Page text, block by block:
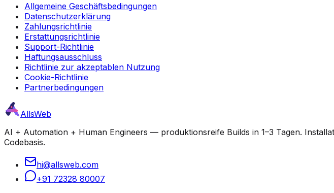
Allgemeine Geschäftsbedingungen
Datenschutzerklärung
Zahlungsrichtlinie
Erstattungsrichtlinie
Support-Richtlinie
Haftungsausschluss
Richtlinie zur akzeptablen Nutzung
Cookie-Richtlinie
Partnerbedingungen
AllsWeb
AI + Automation + Human Engineers — produktionsreife Builds in 1–3 Tagen.
Codebasis.
hi@allsweb.com
+91 72328 80007